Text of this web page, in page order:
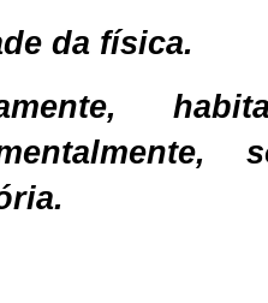
da física.